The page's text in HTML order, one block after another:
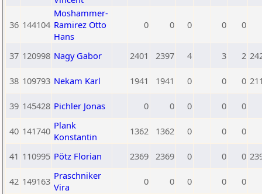
36 144104
Moshammer-
Ramirez Otto
Hans
0 0 0 0 0
37 120998 Nagy Gabor 2401 2397 4 3 2
38 109793 Nekam Karl 1941 1941 0 0 0
39 145428 Pichler Jonas 0 0 0 0 0
40 141740 Plank
Konstantin
1362 1362 0 0 0
41 110995 Pötz Florian 2369 2369 0 0 0
42 149163 Praschniker
Vira
0 0 0 0 0